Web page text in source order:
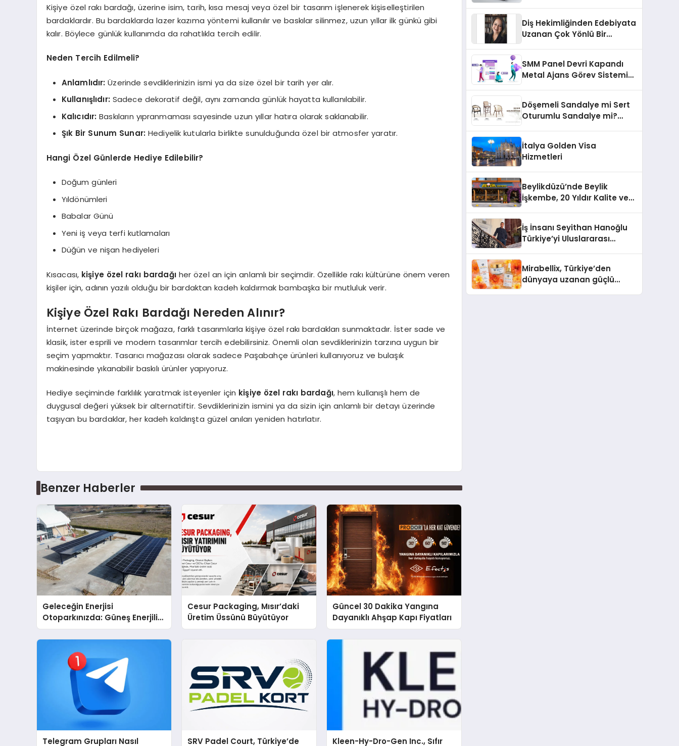
Kişiye özel rakı bardağı, üzerine isim, tarih, kısa mesaj veya özel bir tasarım işlenerek kişiselleştirilen
bardaklardır. Bu bardaklarda lazer kazıma yöntemi kullanılır ve baskılar silinmez, uzun yıllar ilk günkü gibi
kalır. Böylece günlük kullanımda da rahatlıkla tercih edilir.
Neden Tercih Edilmeli?
Anlamlıdır: Üzerinde sevdiklerinizin ismi ya da size özel bir tarih yer alır.
Kullanışlıdır: Sadece dekoratif değil, aynı zamanda günlük hayatta kullanılabilir.
Kalıcıdır: Baskıların yıpranmaması sayesinde uzun yıllar hatıra olarak saklanabilir.
Şık Bir Sunum Sunar: Hediyelik kutularla birlikte sunulduğunda özel bir atmosfer yaratır.
Hangi Özel Günlerde Hediye Edilebilir?
Doğum günleri
Yıldönümleri
Babalar Günü
Yeni iş veya terfi kutlamaları
Düğün ve nişan hediyeleri
Kısacası, kişiye özel rakı bardağıher özel an için anlamlı bir seçimdir. Özellikle rakı kültürüne önem veren
kişiler için, adının yazılı olduğu bir bardaktan kadeh kaldırmak bambaşka bir mutluluk verir.
Kişiye Özel Rakı Bardağı Nereden Alınır?
İnternet üzerinde birçok mağaza, farklı tasarımlarla kişiye özel rakı bardakları sunmaktadır. İster sade ve
klasik, ister esprili ve modern tasarımlar tercih edebilirsiniz. Önemli olan sevdiklerinizin tarzına uygun bir
seçim yapmaktır. Tasarıcı mağazası olarak sadece Paşabahçe ürünleri kullanıyoruz ve bulaşık
makinesinde yıkanabilir baskılı ürünler yapıyoruz.
Hediye seçiminde farklılık yaratmak isteyenler için kişiye özel rakı bardağı, hem kullanışlı hem de
duygusal değeri yüksek bir alternatiftir. Sevdiklerinizin ismini ya da sizin için anlamlı bir detayı üzerinde
taşıyan bu bardaklar, her kadeh kaldırışta güzel anıları yeniden hatırlatır.
Benzer Haberler
Geleceğin Enerjisi
Otoparkınızda: Güneş Enerjili
Carport (Solar Otopark)
Nedir?
Cesur Packaging, Mısır’daki
Üretim Üssünü Büyütüyor
Güncel 30 Dakika Yangına
Dayanıklı Ahşap Kapı Fiyatları
Telegram Grupları Nasıl SRV Padel Court, Türkiye’de Kleen-Hy-Dro-Gen Inc., Sıfır
Diş Hekimliğinden Edebiyata
Uzanan Çok Yönlü Bir
SMM Panel Devri Kapandı
Metal Ajans Görev Sistemi
Döşemeli Sandalye mi Sert
Oturumlu Sandalye mi?
İtalya Golden Visa
Hizmetleri
Beylikdüzü’nde Beylik
İşkembe, 20 Yıldır Kalite ve
İş İnsanı Seyithan Hanoğlu
Türkiye’yi Uluslararası
Mirabellix, Türkiye’den
dünyaya uzanan güçlü